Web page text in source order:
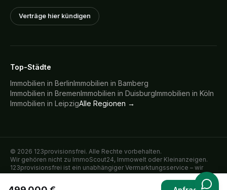
Verträge hier kündigen
Top-Städte
Immobilien in BerlinImmobilien in Bamberg
Immobilien in BremenImmobilien in DuisburgImmobilien in Köln
Immobilien in LeipzigAlle Regionen →
© 2026 123provisionsfrei. Alle Rechte vorbehalten.
Wir gehören nicht zu ImmoScout24, Immowelt oder Kleinanzeigen.
123provisionsfrei ist ein unabhängiger Vermarktungsservice – wir
inserieren Immobilien ausschließlich im direkten Auftrag der
verkaufenden oder vermietenden Eigentümer auf den genannten